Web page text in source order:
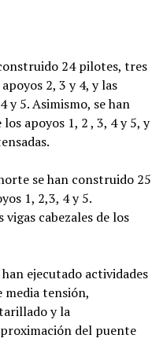
24 pilotes, tres
2, 3 y 4, y las
y 5. Asimismo, se han
apoyos 1, 2 , 3, 4 y 5, y
se han construido 25
1, 2,3, 4 y 5.
cabezales de los
ejecutado actividades
media tensión,
y la
del puente